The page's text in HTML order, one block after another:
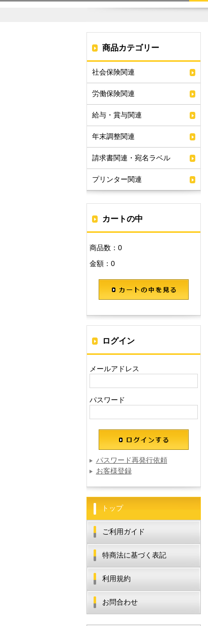
商品カテゴリー
社会保険関連
労働保険関連
給与・賞与関連
年末調整関連
請求書関連・宛名ラベル
プリンター関連
カートの中
商品数：0
金額：0
ログイン
メールアドレス
パスワード
パスワード再発行依頼
お客様登録
トップ
ご利用ガイド
特商法に基づく表記
利用規約
お問合わせ